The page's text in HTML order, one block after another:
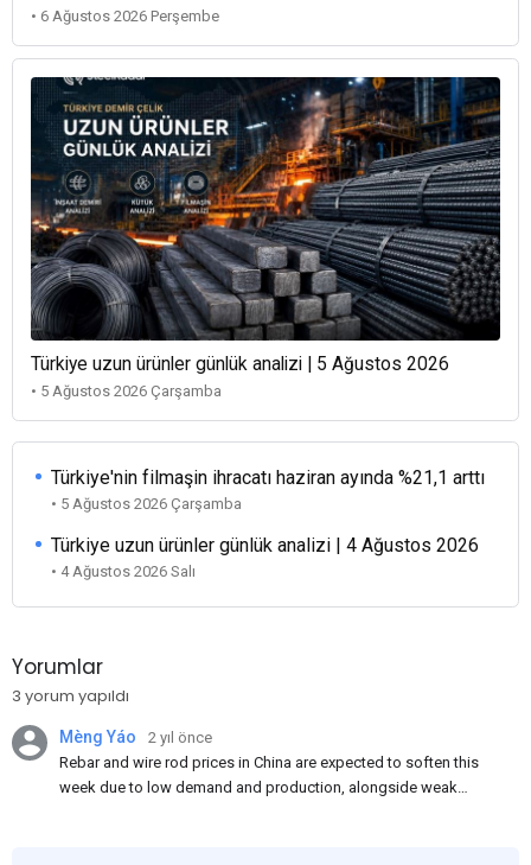
• 6 Ağustos 2026 Perşembe
Türkiye uzun ürünler günlük analizi | 5 Ağustos 2026
• 5 Ağustos 2026 Çarşamba
Türkiye'nin filmaşin ihracatı haziran ayında %21,1 arttı
• 5 Ağustos 2026 Çarşamba
Türkiye uzun ürünler günlük analizi | 4 Ağustos 2026
• 4 Ağustos 2026 Salı
Yorumlar
3 yorum yapıldı
Mèng Yáo
2 yıl önce
Rebar and wire rod prices in China are expected to soften this
week due to low demand and production, alongside weak